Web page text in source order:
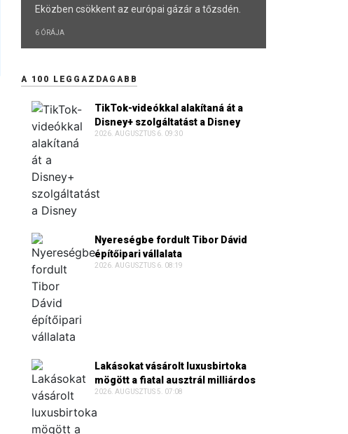
Eközben csökkent az európai gázár a tőzsdén.
6 ÓRÁJA
A 100 LEGGAZDAGABB
TikTok-videókkal alakítaná át a
Disney+ szolgáltatást a Disney
2026. AUGUSZTUS 6. 09:30
Nyereségbe fordult Tibor Dávid
építőipari vállalata
2026. AUGUSZTUS 6. 08:19
Lakásokat vásárolt luxusbirtoka
mögött a fiatal ausztrál milliárdos
2026. AUGUSZTUS 5. 07:08